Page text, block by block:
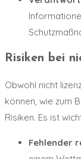
Risiken bei
Obwohl nicht
können, wie zum
Risiken. Es ist
Fehlender